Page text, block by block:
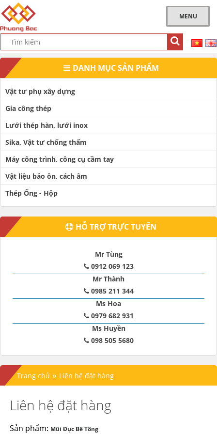
MENU
DANH MỤC SẢN PHẨM
Vật tư phụ xây dựng
Gia công thép
Lưới thép hàn, lưới inox
Sika, Vật tư chống thấm
Máy công trình, công cụ cầm tay
Vật liệu bảo ôn, cách âm
Thép Ống - Hộp
HỖ TRỢ TRỰC TUYẾN
Mr Tùng
0912 069 123
Mr Thành
0985 211 344
Ms Hoa
0979 682 931
Ms Huyền
098 505 5680
Trang chủ » Liên hệ đặt hàng
Liên hệ đặt hàng
Sản phẩm: Mũi Đục Bê Tông